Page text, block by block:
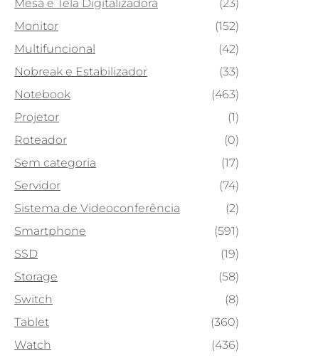
Mesa e Tela Digitalizadora
(23)
Monitor
(152)
Multifuncional
(42)
Nobreak e Estabilizador
(33)
Notebook
(463)
Projetor
(1)
Roteador
(0)
Sem categoria
(17)
Servidor
(74)
Sistema de Videoconferência
(2)
Smartphone
(591)
SSD
(19)
Storage
(58)
Switch
(8)
Tablet
(360)
Watch
(436)